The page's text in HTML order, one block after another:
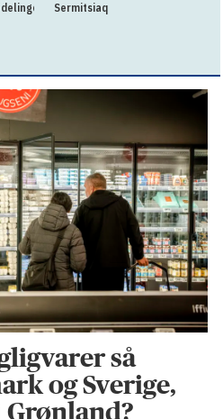
Sermitsiaq
så
og Sverige,